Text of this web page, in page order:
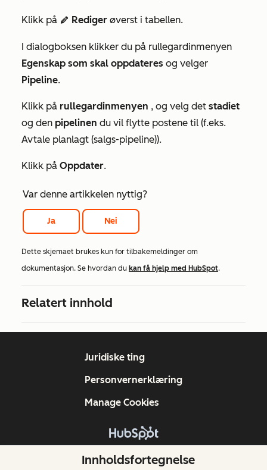
Klikk på edit Rediger øverst i tabellen.
I dialogboksen klikker du på rullegardinmenyen
Egenskap som skal oppdateres og velger
Pipeline.
Klikk på rullegardinmenyen , og velg det stadiet
og den pipelinen du vil flytte postene til (f.eks.
Avtale planlagt (salgs-pipeline)).
Klikk på Oppdater.
Var denne artikkelen nyttig?
Ja Nei
Dette skjemaet brukes kun for tilbakemeldinger om
dokumentasjon. Se hvordan du kan få hjelp med HubSpot.
Relatert innhold
Innholdsfortegnelse
Copyright © 2026 HubSpot, Inc.
Juridiske ting
Personvernerklæring
Manage Cookies